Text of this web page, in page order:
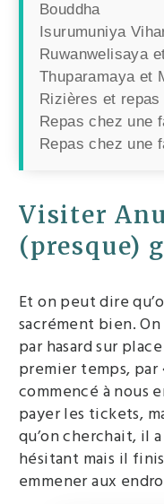
Bouddha
Isurumuniya
Ruwanwelisaya
Thuparamaya et
Rizières et repas
Repas chez une
Repas chez une
Visiter
(presque)
Et on peut dire
sacrément bien.
par hasard sur
premier temps,
commencé à nous
payer les tickets,
qu’on cherchait, il
hésitant mais il
emmener aux